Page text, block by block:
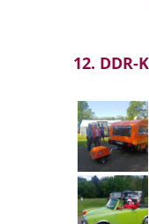
12.